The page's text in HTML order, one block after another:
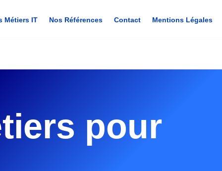
Métiers IT Nos Références Contact Mentions Légales
pour